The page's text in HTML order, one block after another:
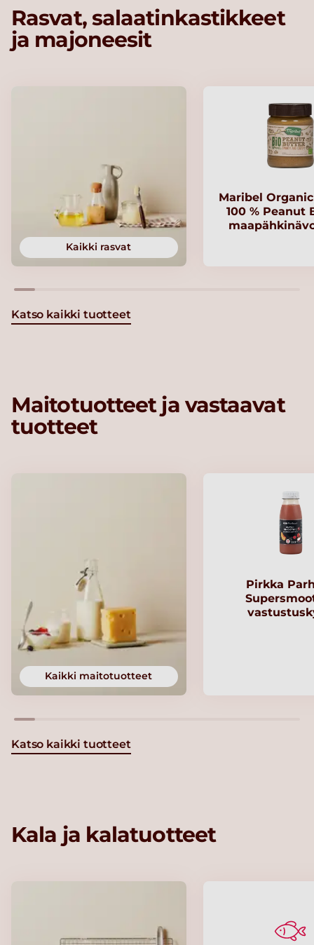
Rasvat, salaatinkastikkeet
ja majoneesit
Kaikki rasvat
Maribel
100 % Peanut
Katso kaikki tuotteet
Maitotuotteet ja vastaavat
tuotteet
Kaikki maitotuotteet
Pirkka
Katso kaikki tuotteet
Kala ja kalatuotteet